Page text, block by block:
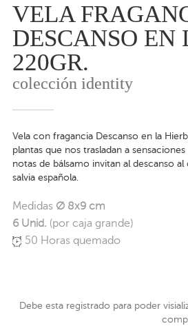
VELA
DESCANSO EN
220GR.
colección identity
Vela con fragancia Descanso en la
plantas que nos trasladan a
notas de bálsamo invitan al descanso
salvia española.
Medidas Ø 8x9 cm
6 Unid. (por caja grande)
50 Horas quemado
Debe esta registrado para poder